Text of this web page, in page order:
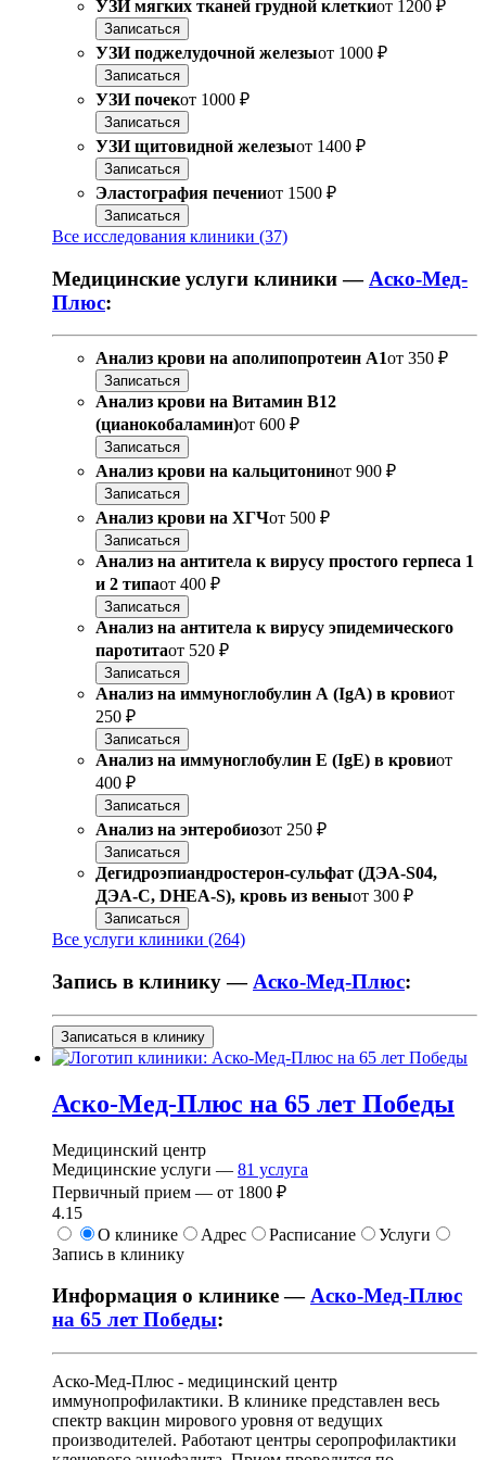
УЗИ мягких тканей грудной клеткиот 1200 ₽
Записаться
УЗИ поджелудочной железыот 1000 ₽
Записаться
УЗИ почекот 1000 ₽
Записаться
УЗИ щитовидной железыот 1400 ₽
Записаться
Эластография печениот 1500 ₽
Записаться
Все исследования клиники (37)
Медицинские услуги клиники — Аско-Мед-
Плюс:
Анализ крови на аполипопротеин А1от 350 ₽
Записаться
Анализ крови на Витамин B12
(цианокобаламин)от 600 ₽
Записаться
Анализ крови на кальцитонинот 900 ₽
Записаться
Анализ крови на ХГЧот 500 ₽
Записаться
Анализ на антитела к вирусу простого герпеса 1
и 2 типаот 400 ₽
Записаться
Анализ на антитела к вирусу эпидемического
паротитаот 520 ₽
Записаться
Анализ на иммуноглобулин А (IgA) в кровиот
250 ₽
Записаться
Анализ на иммуноглобулин Е (IgE) в кровиот
400 ₽
Записаться
Анализ на энтеробиозот 250 ₽
Записаться
Дегидроэпиандростерон-сульфат (ДЭА-S04,
ДЭА-С, DHEA-S), кровь из веныот 300 ₽
Записаться
Все услуги клиники (264)
Запись в клинику — Аско-Мед-Плюс:
Записаться в клинику
Аско-Мед-Плюс на 65 лет Победы
Медицинский центр
Медицинские услуги — 81 услуга
Первичный прием — от 1800 ₽
4.15
О клинике
Адрес Расписание
Услуги
Запись в клинику
Информация о клинике —Аско-Мед-Плюс
на 65 лет Победы:
Аско-Мед-Плюс - медицинский центр
иммунопрофилактики. В клинике представлен весь
спектр вакцин мирового уровня от ведущих
производителей. Работают центры серопрофилактики